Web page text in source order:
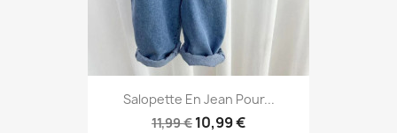
Salopette En Jean Pour...
11,99 € 10,99 €